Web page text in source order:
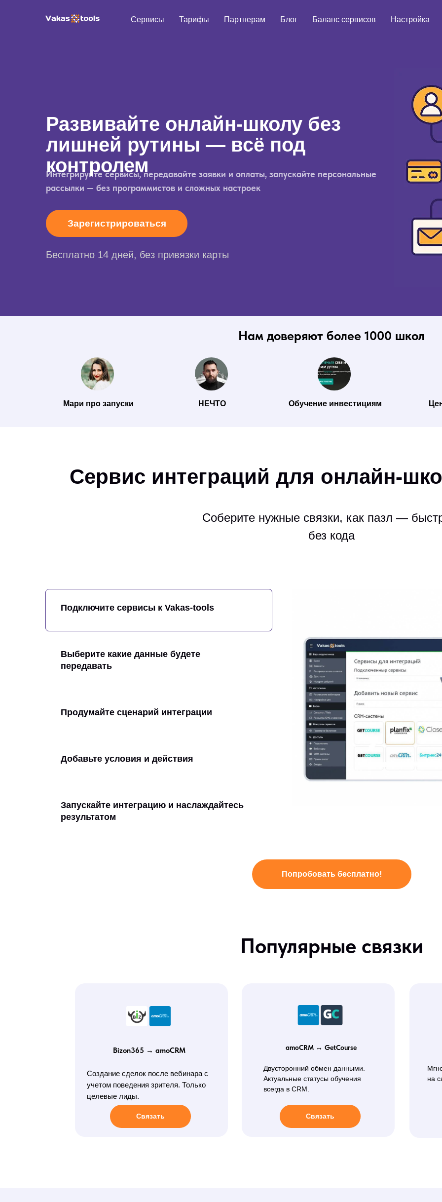
Сервисы Тарифы Партнерам Блог Баланс сервисов Настройка
Развивайте онлайн-школу без
лишней рутины — всё под
контролем
Интегрируйте сервисы, передавайте заявки и оплаты, запускайте персональные
рассылки — без программистов и сложных настроек
Зарегистрироваться
Бесплатно 14 дней, без привязки карты
Мари про запуски НЕЧТО Обучение инвестициям
Нам доверяют более 1000 школ
Сервис интеграций для онлайн-
Соберите нужные связки, как пазл —
без кода
Подключите сервисы к Vakas-tools
Выберите какие данные будете
передавать
Продумайте сценарий интеграции
Добавьте условия и действия
Запускайте интеграцию и наслаждайтесь
результатом
Попробовать бесплатно!
Популярные связки
Bizon365 → amoCRM
Создание сделок после вебинара с
учетом поведения зрителя. Только
целевые лиды.
amoCRM ↔ GetCourse
Двусторонний обмен данными.
Актуальные статусы обучения
всегда в CRM.
на
Связать Связать